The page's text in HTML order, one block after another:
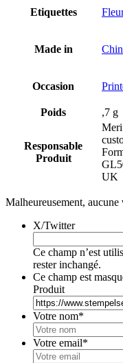
Etiquettes
Made in
Occasion
Poids ,7 g
Responsable
Produit
UK
Malheureusement,
X/Twitter
Ce champ n’est
rester inchangé.
Ce champ est
Produit
Votre nom*
Votre email*